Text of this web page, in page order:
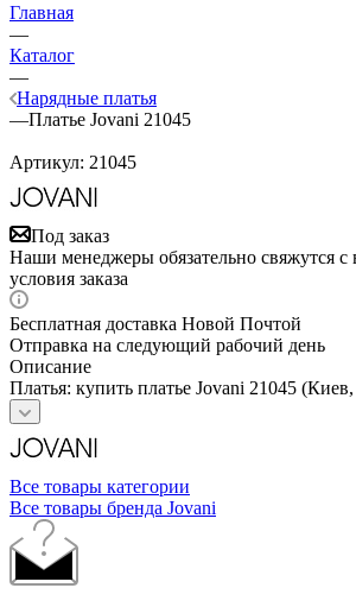
Главная
—
Каталог
—
Нарядные платья
—Платье Jovani 21045
Артикул: 21045
Под заказ
Наши менеджеры обязательно свяжутся с
условия заказа
Бесплатная доставка Новой Почтой
Отправка на следующий рабочий день
Описание
Платья: купить платье Jovani 21045
Все товары категории
Все товары бренда Jovani